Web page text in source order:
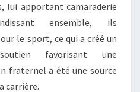
lui apportant camaraderie
ensemble, ils
le sport, ce qui a créé un
favorisant une
fraternel a été une source
carrière.